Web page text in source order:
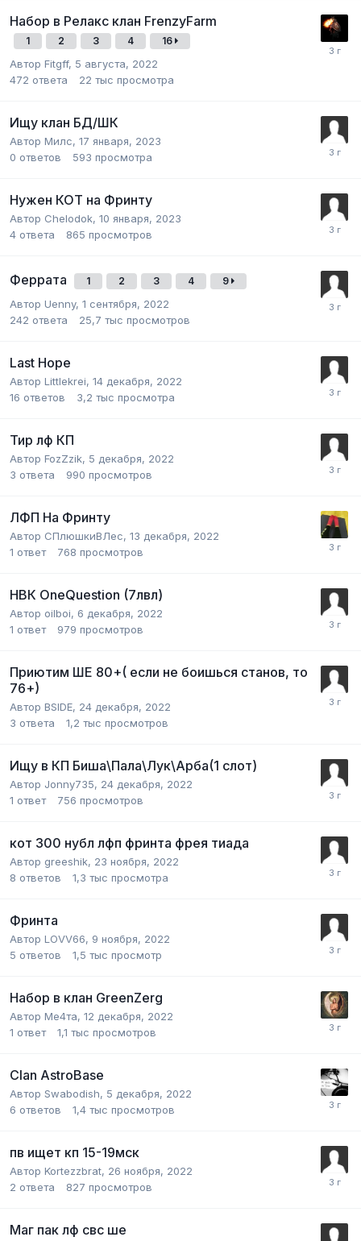
Набор в Релакс клан FrenzyFarm
1 2 3 4 16
Автор Fitgff, 5 августа, 2022
472 ответа 22 тыс просмотра
Ищу клан БД/ШК
Автор Милс, 17 января, 2023
0 ответов 593 просмотра
Нужен КОТ на Фринту
Автор Chelodok, 10 января, 2023
4 ответа 865 просмотров
Феррата 1 2 3 4 9
Автор Uenny, 1 сентября, 2022
242 ответа 25,7 тыс просмотров
Last Hope
Автор Littlekrei, 14 декабря, 2022
16 ответов 3,2 тыс просмотра
Тир лф КП
Автор FozZzik, 5 декабря, 2022
3 ответа 990 просмотров
ЛФП На Фринту
Автор СПлюшкиВЛес, 13 декабря, 2022
1 ответ 768 просмотров
НВК OneQuestion (7лвл)
Автор oilboi, 6 декабря, 2022
1 ответ 979 просмотров
Приютим ШЕ 80+( если не боишься станов, то
76+)
Автор BSIDE, 24 декабря, 2022
3 ответа 1,2 тыс просмотров
Ищу в КП Биша\Пала\Лук\Арба(1 слот)
Автор Jonny735, 24 декабря, 2022
1 ответ 756 просмотров
кот 300 нубл лфп фринта фрея тиада
Автор greeshik, 23 ноября, 2022
8 ответов 1,3 тыс просмотра
Фринта
Автор LOVV66, 9 ноября, 2022
5 ответов 1,5 тыс просмотр
Набор в клан GreenZerg
Автор Ме4та, 12 декабря, 2022
1 ответ 1,1 тыс просмотров
Clan AstroBase
Автор Swabodish, 5 декабря, 2022
6 ответов 1,4 тыс просмотров
пв ищет кп 15-19мск
Автор Kortezzbrat, 26 ноября, 2022
2 ответа 827 просмотров
Маг пак лф свс ше